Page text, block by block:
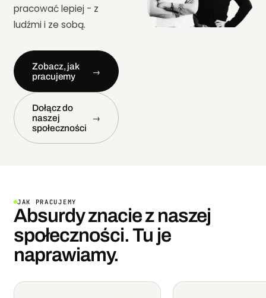
pracować lepiej - z
ludźmi i ze sobą.
Zobacz, jak
pracujemy
→
Dołącz do
naszej
społeczności
→
JAK PRACUJEMY
Absurdy znacie z naszej
społeczności. Tu je
naprawiamy.